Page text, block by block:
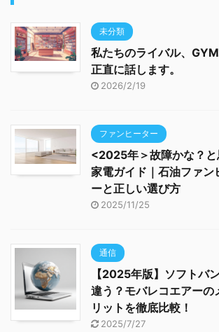
未分類
私たちのライバル、
正直に話します。
2026/2/19
ファンヒーター
<2025年＞故障かな？
家電ガイド｜石油ファン
ーと正しい選び方
2025/11/25
通信
【2025年版】ソフトバ
違う？モバレコエアーの
リットを徹底比較！
2025/7/27